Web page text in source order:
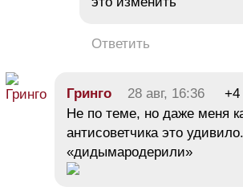
Ответить
Гринго 28 авг, 16:36
+4
Не по теме, но даже меня
антисоветчика это удивило.
«дидымародерили»